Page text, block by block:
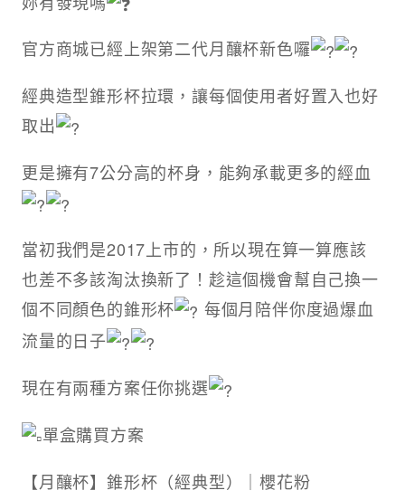
官方商城已經上架第二代月釀杯新色囉
經典造型錐形杯拉環，讓每個使用者好置入也好
取出
更是擁有7公分高的杯身，能夠承載更多的經血
當初我們是2017上市的，所以現在算一算應該
也差不多該淘汰換新了！趁這個機會幫自己換一
個不同顏色的錐形杯
每個月陪伴你度過爆血
流量的日子
現在有兩種方案任你挑選
單盒購買方案
【月釀杯】錐形杯（經典型）｜櫻花粉